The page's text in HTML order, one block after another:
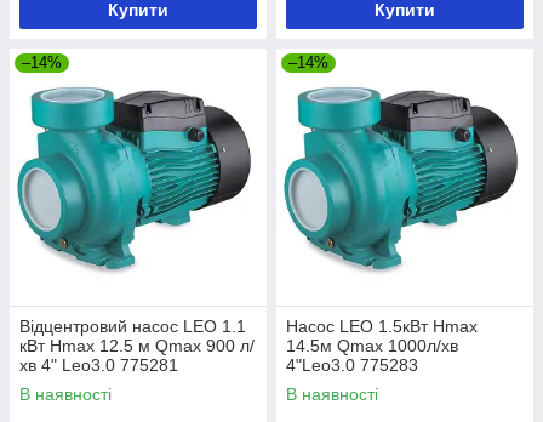
Купити Купити
–14%
Відцентровий насос LEO 1.1
кВт Hmax 12.5 м Qmax 900 л/
хв 4" Leo3.0 775281
В наявності
–14%
Насос LEO 1.5кВт Hmax
14.5м Qmax 1000л/хв
4"Leo3.0 775283
В наявності